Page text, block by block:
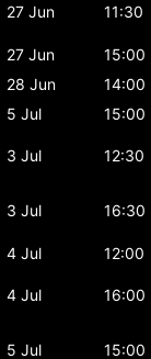
27 Jun 11:30
27 Jun
15:00
28 Jun
14:00
5 Jul
15:00
3 Jul 12:30
3 Jul 16:30
4 Jul
12:00
4 Jul 16:00
5 Jul 15:00